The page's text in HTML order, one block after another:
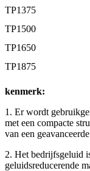
TP1375
TP1500
TP1650
TP1875
kenmerk:
1. Er wordt
met een compacte
van een
2. Het bedrijfsgeluid
geluidsreducerende